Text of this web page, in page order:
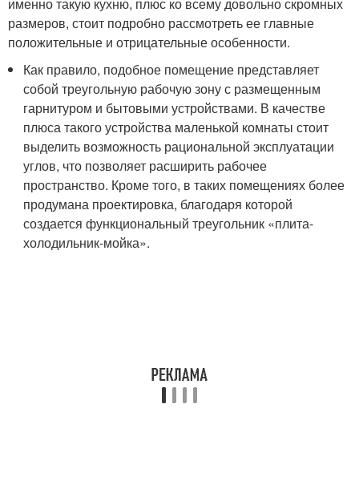
размеров, стоит подробно рассмотреть ее главные
положительные и отрицательные особенности.
Как правило, подобное помещение представляет
собой треугольную рабочую зону с размещенным
гарнитуром и бытовыми устройствами. В качестве
плюса такого устройства маленькой комнаты стоит
выделить возможность рациональной эксплуатации
углов, что позволяет расширить рабочее
пространство. Кроме того, в таких помещениях более
продумана проектировка, благодаря которой
создается функциональный треугольник «плита-
холодильник-мойка».